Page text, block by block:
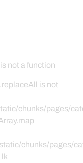
not a function
is not
chunks/pages/
chunks/pages/
lk